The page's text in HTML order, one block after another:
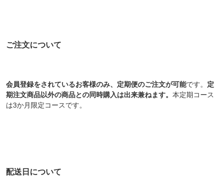
ご注文について
会員登録をされているお客様のみ、定期便のご注文が可能です。 定
期注文商品以外の商品との同時購入は出来兼ねます。 本定期コース
は3か月限定コースです。
配送日について